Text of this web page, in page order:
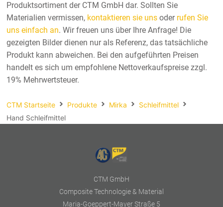
Kleben
Beschichten
Spachteln
Fasern
Verbrauchsmaterial
Staubsauger
Handwerkzeug
Workstation
Zubehör
Ersatzteile
Produktsortiment der CTM GmbH dar. Sollten Sie
Materialien vermissen, kontaktieren sie uns oder rufen Sie
uns einfach an. Wir freuen uns über Ihre Anfrage! Die
gezeigten Bilder dienen nur als Referenz, das tatsächliche
Produkt kann abweichen. Bei den aufgeführten Preisen
handelt es sich um empfohlene Nettoverkaufspreise zzgl.
19% Mehrwertsteuer.
CTM Startseite Produkte Mirka
Schleifmittel
Hand Schleifmittel
CTM GmbH
Composite Technologie & Material
Maria-Goeppert-Mayer Straße 5